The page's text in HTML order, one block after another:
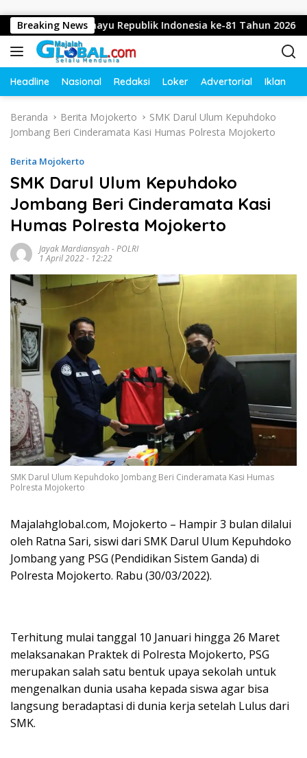
Breaking News
Dirgahayu Republik Indonesia ke-81 Tahun 2026
Headline Nasional Redaksi Loker Advertorial Iklan
Beranda Berita Mojokerto
SMK Darul Ulum Kepuhdoko
Jombang Beri Cinderamata Kasi Humas Polresta Mojokerto
Berita Mojokerto
SMK Darul Ulum Kepuhdoko
Jombang Beri Cinderamata Kasi
Humas Polresta Mojokerto
Jayak Mardiansyah -POLRI
1 April 2022 - 12:22
SMK Darul Ulum Kepuhdoko Jombang Beri Cinderamata Kasi Humas
Polresta Mojokerto
Majalahglobal.com, Mojokerto – Hampir 3 bulan dilalui
oleh Ratna Sari, siswi dari SMK Darul Ulum Kepuhdoko
Jombang yang PSG (Pendidikan Sistem Ganda) di
Polresta Mojokerto. Rabu (30/03/2022).
Terhitung mulai tanggal 10 Januari hingga 26 Maret
melaksanakan Praktek di Polresta Mojokerto, PSG
merupakan salah satu bentuk upaya sekolah untuk
mengenalkan dunia usaha kepada siswa agar bisa
langsung beradaptasi di dunia kerja setelah Lulus dari
SMK.